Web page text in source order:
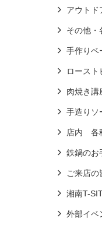
アウトド
その他・
手作りベ
ロースト
肉焼き講
手造りソ
店内 各
鉄鍋のお
ご来店の
湘南T-
外部イベ